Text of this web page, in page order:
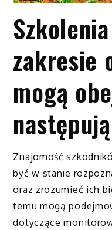
zakresie
mogą
Znajomość
być w stanie
oraz zrozumieć ich
temu mogą
dotyczące